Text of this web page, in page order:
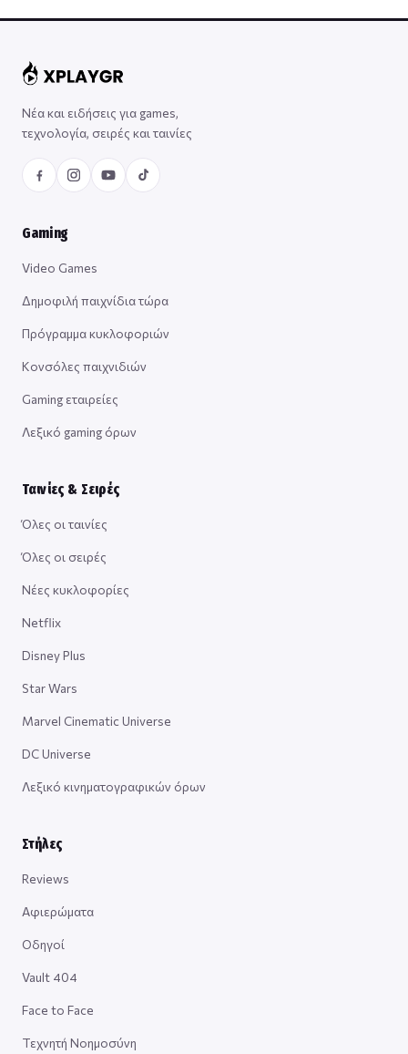
Νέα και ειδήσεις για games,
τεχνολογία, σειρές και ταινίες
Gaming
Video Games
Δημοφιλή παιχνίδια τώρα
Πρόγραμμα κυκλοφοριών
Κονσόλες παιχνιδιών
Gaming εταιρείες
Λεξικό gaming όρων
Ταινίες & Σειρές
Όλες οι ταινίες
Όλες οι σειρές
Νέες κυκλοφορίες
Netflix
Disney Plus
Star Wars
Marvel Cinematic Universe
DC Universe
Λεξικό κινηματογραφικών όρων
Στήλες
Reviews
Αφιερώματα
Οδηγοί
Vault 404
Face to Face
Τεχνητή Νοημοσύνη